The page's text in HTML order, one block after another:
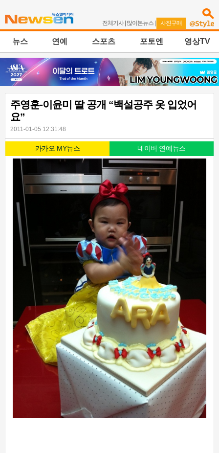
전체기사| 많이본뉴스 | 사진구매
뉴스 연예 스포츠 포토엔 영상TV
주영훈-이윤미 딸 공개 “백설공주 옷 입었어
요”
2011-01-05 12:31:48
카카오 MY뉴스 네이버 연예뉴스